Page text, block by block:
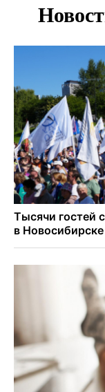
Новосибирцам
Годовалый
Новосибирске
Всем миром:
найти пропавшего